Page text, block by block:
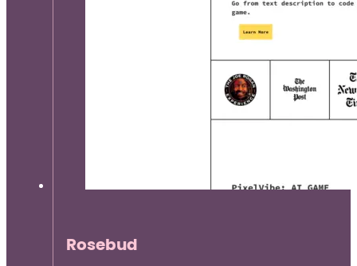
Rosebud